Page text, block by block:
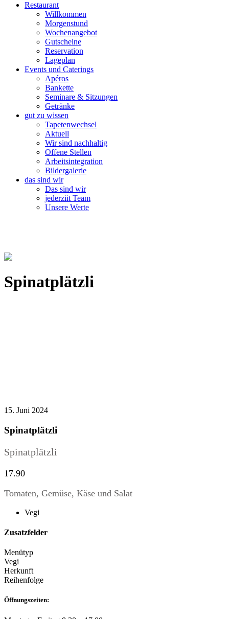
Restaurant
Willkommen
Morgenstund
Wochenangebot
Gutscheine
Reservation
Lageplan
Events und Caterings
Apéros
Bankette
Seminare & Sitzungen
Getränke
gut zu wissen
Tapetenwechsel
Aktuell
Wir sind nachhaltig
Offene Stellen
Arbeitsintegration
Bildergalerie
das sind wir
Das sind wir
jederziit Team
Unsere Werte
Spinatplätzli
15. Juni 2024
Spinatplätzli
Spinatplätzli
17.90
Tomaten, Gemüse, Käse und Salat
Vegi
Zusatzfelder
Menütyp
Vegi
Herkunft
Reihenfolge
Öffnungszeiten: